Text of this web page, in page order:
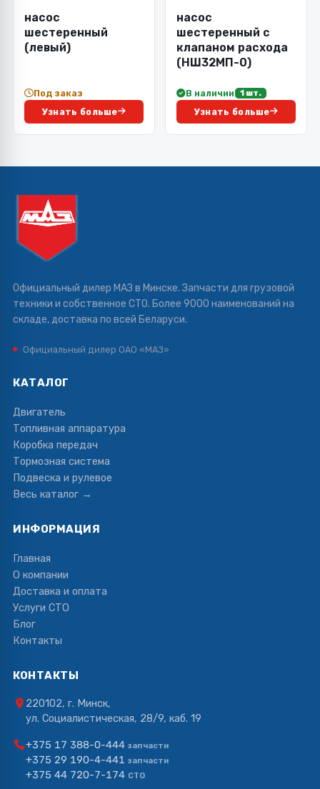
насос
шестеренный
(левый)
Под заказ
Узнать больше
насос
шестеренный с
клапаном расхода
(НШ32МП-0)
В наличии 1 шт.
Узнать больше
Официальный дилер МАЗ в Минске. Запчасти для грузовой
техники и собственное СТО. Более 9000 наименований на
складе, доставка по всей Беларуси.
Официальный дилер ОАО «МАЗ»
КАТАЛОГ
Двигатель
Топливная аппаратура
Коробка передач
Тормозная система
Подвеска и рулевое
Весь каталог →
ИНФОРМАЦИЯ
Главная
О компании
Доставка и оплата
Услуги СТО
Блог
Контакты
КОНТАКТЫ
220102, г. Минск,
ул. Социалистическая, 28/9, каб. 19
+375 17 388-0-444 запчасти
+375 29 190-4-441 запчасти
+375 44 720-7-174 СТО